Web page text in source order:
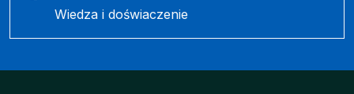
Wiedza i doświaczenie